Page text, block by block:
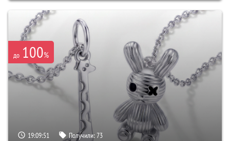
до 100%
19:09:50 Получили:73